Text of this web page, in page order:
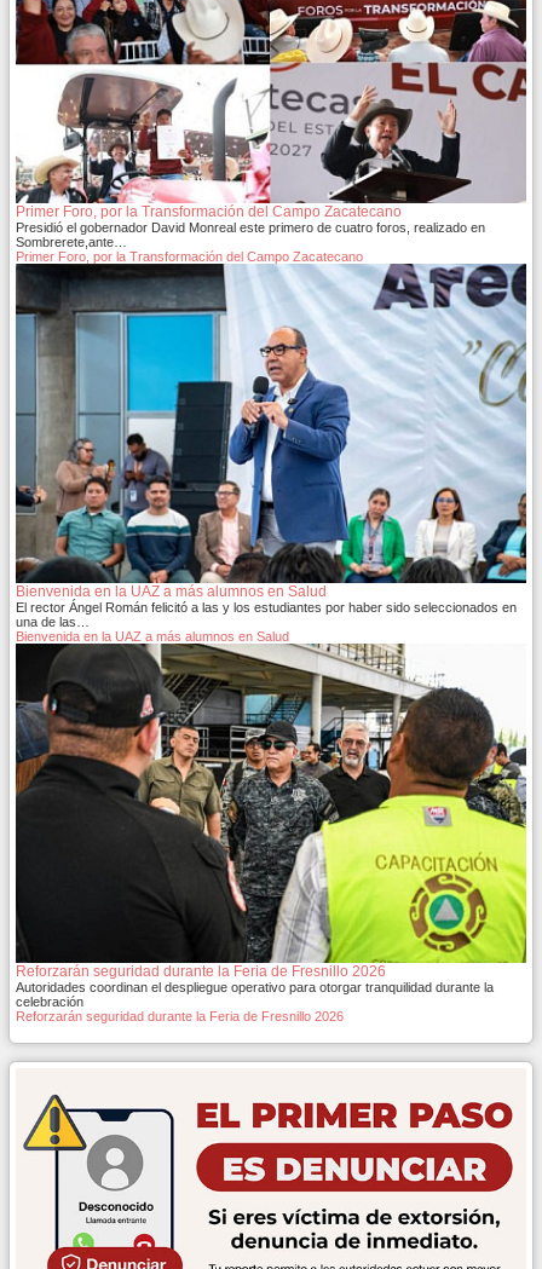
Primer Foro, por la Transformación del Campo Zacatecano
Presidió el gobernador David Monreal este primero de cuatro foros, realizado en
Sombrerete,ante…
Primer Foro, por la Transformación del Campo Zacatecano
Bienvenida en la UAZ a más alumnos en Salud
El rector Ángel Román felicitó a las y los estudiantes por haber sido seleccionados en
una de las…
Bienvenida en la UAZ a más alumnos en Salud
Reforzarán seguridad durante la Feria de Fresnillo 2026
Autoridades coordinan el despliegue operativo para otorgar tranquilidad durante la
celebración
Reforzarán seguridad durante la Feria de Fresnillo 2026